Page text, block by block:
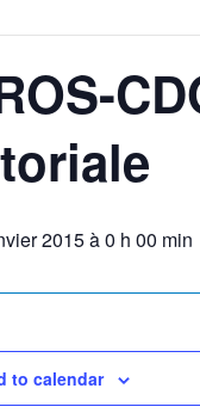
2015 à 0 h 00 min
to calendar